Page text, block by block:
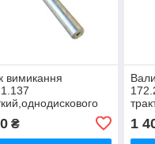
вимикання
156,Т-17221,Т-17021,Т-
₴ 1